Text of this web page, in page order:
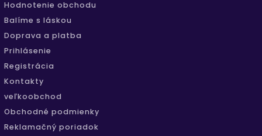
Hodnotenie obchodu
Balíme s láskou
Doprava a platba
Prihlásenie
Registrácia
Kontakty
veľkoobchod
Obchodné podmienky
Reklamačný poriadok